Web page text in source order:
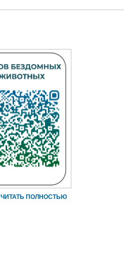
ЧИТАТЬ ПОЛНОСТЬЮ